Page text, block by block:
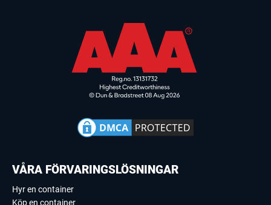
VÅRA FÖRVARINGSLÖSNINGAR
Hyr en container
Köp en container